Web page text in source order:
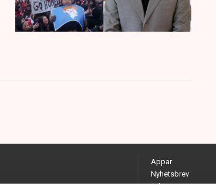
Appar
Nyhetsbrev
Arkiv